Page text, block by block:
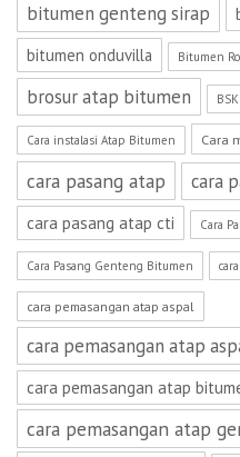
bitumen genteng sirap
bitumen onduvilla
Bitumen
brosur atap bitumen
Cara instalasi Atap Bitumen Cara
cara pasang atap cara
cara pasang atap cti Cara
Cara Pasang Genteng Bitumen
cara pemasangan atap aspal
cara pemasangan atap
cara pemasangan atap
cara pemasangan atap